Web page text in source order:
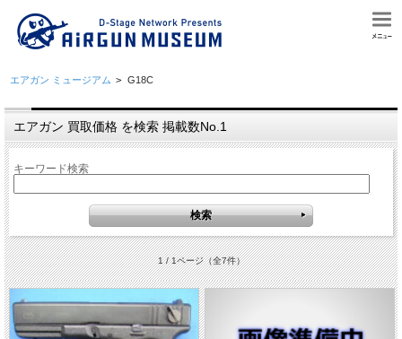
エアガン ミュージアム > G18C
エアガン 買取価格 を検索 掲載数No.1
キーワード検索
1 / 1ページ（全7件）